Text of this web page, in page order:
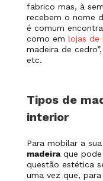
fabrico mas, à
recebem o nome
é comum
como em lojas de
madeira de
etc.
Tipos de
interior
Para mobilar a
madeiraque pode
questão estética
uma vez que,